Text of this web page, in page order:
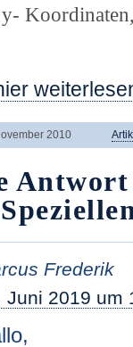
2010
Frederik
Juni 2019 um